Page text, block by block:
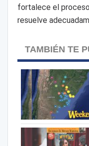
fortalece el
resuelve
TAMBIÉN TE